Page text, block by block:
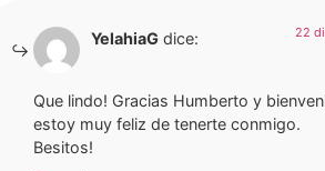
YelahiaG dice: 22
Que lindo! Gracias Humberto y
estoy muy feliz de tenerte conmigo.
Besitos!